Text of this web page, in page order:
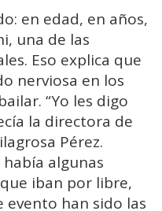
en edad, en años,
una de las
Eso explica que
nerviosa en los
“Yo les digo
la directora de
Pérez.
algunas
iban por libre,
evento han sido las